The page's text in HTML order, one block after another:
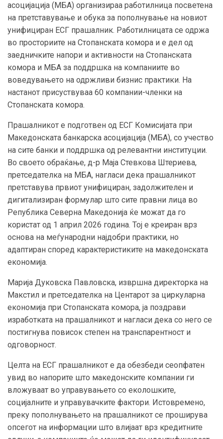
асоцијација (МБА) организираа работилница посветена
на претставување и обука за пополнување на новиот
унифициран ЕСГ прашалник. Работилницата се одржа
во просториите на Стопанската комора и е дел од
заедничките напори и активности на Стопанската
комора и МБА за поддршка на компаниите во
воведувањето на одржливи бизнис практики. На
настанот присуствуваа 60 компании-членки на
Стопанската комора.
Прашалникот е подготвен од ЕСГ Комисијата при
Македонската банкарска асоцијација (МБА), со учество
на сите банки и поддршка од релевантни институции.
Во своето обраќање, д-р Маја Стевкова Штериева,
претседателка на МБА, нагласи дека прашалникот
претставува првиот унифициран, задолжителен и
дигитализиран формулар што сите правни лица во
Република Северна Македонија ќе можат да го
користат од 1 април 2026 година. Тој е креиран врз
основа на меѓународни најдобри практики, но
адаптиран според карактеристиките на македонската
економија.
Марија Дуковска Павловска, извршна директорка на
Макстил и претседателка на Центарот за циркуларна
економија при Стопанската комора, ја поздрави
изработката на прашалникот и нагласи дека со него се
постигнува повисок степен на транспарентност и
одговорност.
Целта на ЕСГ прашалникот е да обезбеди сеопфатен
увид во напорите што македонските компании ги
вложуваат во управувањето со еколошките,
социјалните и управувачките фактори. Истовремено,
преку пополнувањето на прашалникот се проширува
опсегот на информации што влијаат врз кредитните